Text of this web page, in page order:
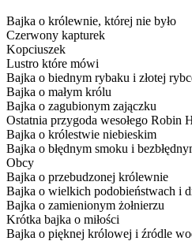
Bajka o królewnie, której nie było
Czerwony kapturek
Kopciuszek
Lustro które mówi
Bajka o biednym rybaku i złotej
Bajka o małym królu
Bajka o zagubionym zajączku
Ostatnia przygoda wesołego Robin
Bajka o królestwie niebieskim
Bajka o błędnym smoku i
Obcy
Bajka o przebudzonej królewnie
Bajka o wielkich podobieństwach i
Bajka o zamienionym żołnierzu
Krótka bajka o miłości
Bajka o pięknej królowej i źródle